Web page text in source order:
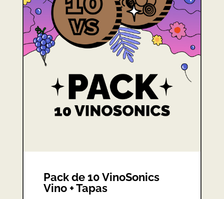
Pack de 10 VinoSonics
Vino + Tapas